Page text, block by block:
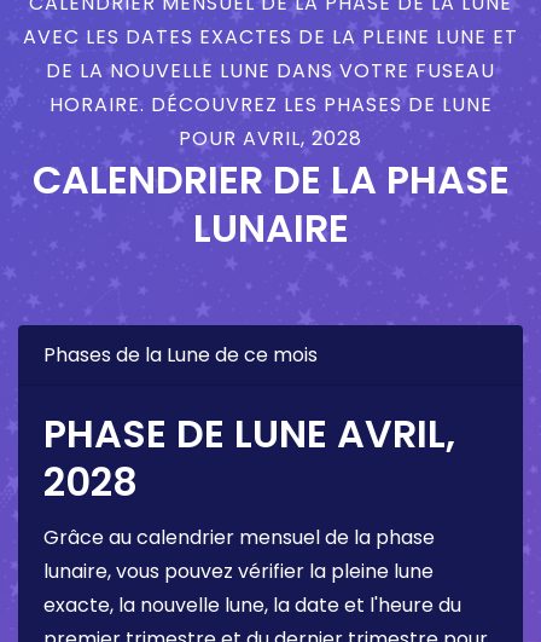
AVEC LES DATES EXACTES DE LA PLEINE LUNE ET
DE LA NOUVELLE LUNE DANS VOTRE FUSEAU
HORAIRE. DÉCOUVREZ LES PHASES DE LUNE
POUR AVRIL, 2028
CALENDRIER DE LA PHASE
LUNAIRE
Phases de la Lune de ce mois
PHASE DE LUNE AVRIL,
2028
Grâce au calendrier mensuel de la phase
lunaire, vous pouvez vérifier la pleine lune
exacte, la nouvelle lune, la date et l'heure du